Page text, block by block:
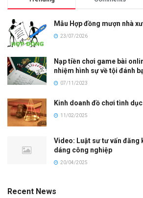
Mẫu Hợp đồng mượn nhà
23/07/2026
Nạp tiền chơi game bài
nhiệm hình sự về tội đánh
07/11/2023
Kinh doanh đồ chơi tình
11/02/2025
Video: Luật sư tư vấn đăng
dáng công nghiệp
20/04/2025
Recent News